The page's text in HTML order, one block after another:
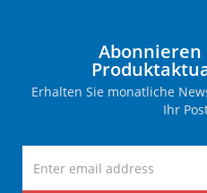
Abonnieren
Erhalten Sie monatliche
Ihr